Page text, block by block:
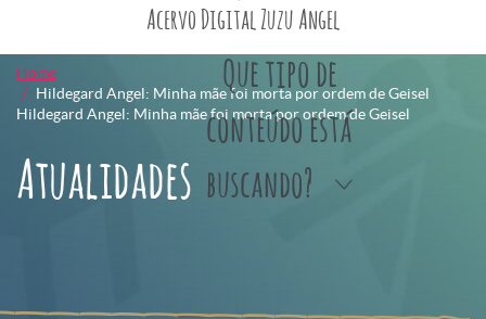
Acervo Digital Zuzu Angel
Que tipo de
conteúdo está
buscando?
Home
Hildegard Angel: Minha mãe foi morta por ordem de Geisel
Hildegard Angel: Minha mãe foi morta por ordem de Geisel
Atualidades